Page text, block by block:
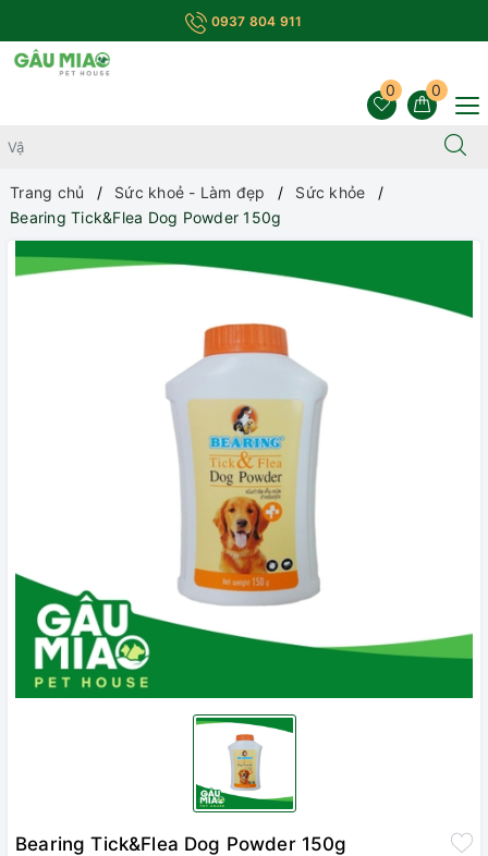
0937 804 911
0
0
Trang chủ Sức khoẻ - Làm đẹp
Sức khỏe
Bearing Tick&Flea Dog Powder 150g
Bearing Tick&Flea Dog Powder 150g